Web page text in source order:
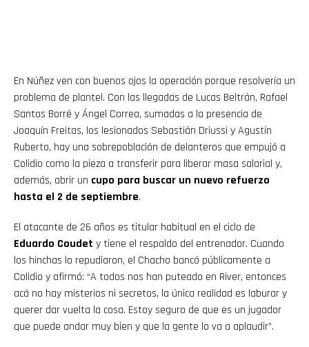
En Núñez ven con buenos ojos la operación porque resolvería un
problema de plantel. Con las llegadas de Lucas Beltrán, Rafael
Santos Borré y Ángel Correa, sumadas a la presencia de
Joaquín Freitas, los lesionados Sebastián Driussi y Agustín
Ruberto, hay una sobrepoblación de delanteros que empujó a
Colidio como la pieza a transferir para liberar masa salarial y,
además, abrir un cupo para buscar un nuevo refuerzo
hasta el 2 de septiembre.
El atacante de 26 años es titular habitual en el ciclo de
Eduardo Coudet y tiene el respaldo del entrenador. Cuando
los hinchas lo repudiaron, el Chacho bancó públicamente a
Colidio y afirmó: “A todos nos han puteado en River, entonces
acá no hay misterios ni secretos, la única realidad es laburar y
querer dar vuelta la cosa. Estoy seguro de que es un jugador
que puede andar muy bien y que la gente lo va a aplaudir”.